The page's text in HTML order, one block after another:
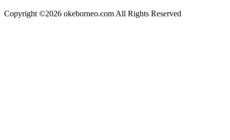
Copyright ©2026 okeborneo.com All Rights Reserved